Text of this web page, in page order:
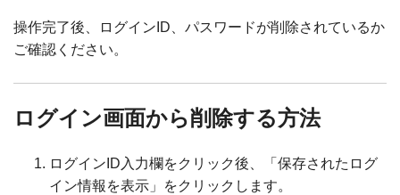
操作完了後、ログインID、パスワードが削除されているか
ご確認ください。
ログイン画面から削除する方法
ログインID入力欄をクリック後、「保存されたログ
イン情報を表示」をクリックします。